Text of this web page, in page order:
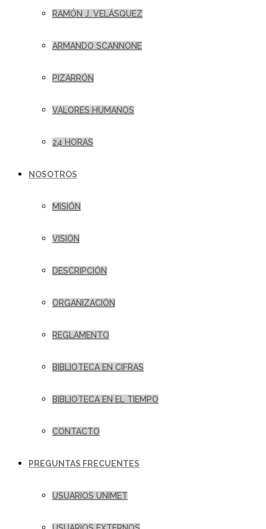
RAMÓN J. VELÁSQUEZ
ARMANDO SCANNONE
PIZARRÓN
VALORES HUMANOS
24 HORAS
NOSOTROS
MISIÓN
VISIÓN
DESCRIPCIÓN
ORGANIZACIÓN
REGLAMENTO
BIBLIOTECA EN CIFRAS
BIBLIOTECA EN EL TIEMPO
CONTACTO
PREGUNTAS FRECUENTES
USUARIOS UNIMET